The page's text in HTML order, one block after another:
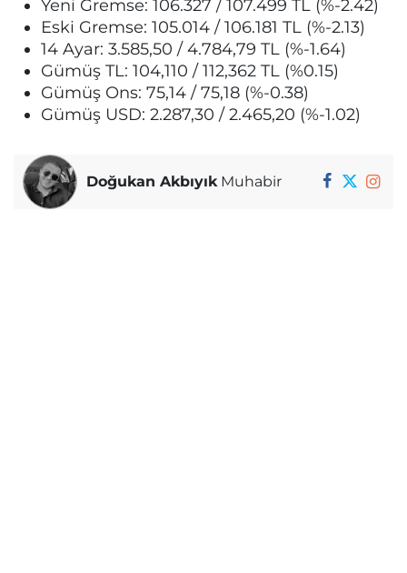
Yeni Gremse: 106.327 / 107.499 TL (%-2.42)
Eski Gremse: 105.014 / 106.181 TL (%-2.13)
14 Ayar: 3.585,50 / 4.784,79 TL (%-1.64)
Gümüş TL: 104,110 / 112,362 TL (%0.15)
Gümüş Ons: 75,14 / 75,18 (%-0.38)
Gümüş USD: 2.287,30 / 2.465,20 (%-1.02)
Doğukan AkbıyıkMuhabir